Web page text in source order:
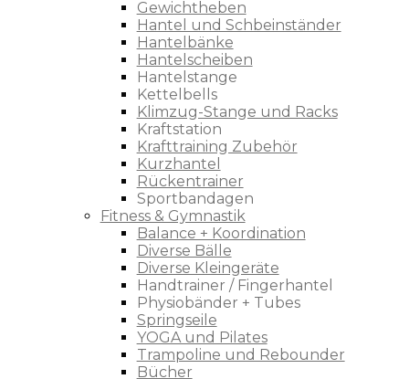
Gewichtheben
Hantel und Schbeinständer
Hantelbänke
Hantelscheiben
Hantelstange
Kettelbells
Klimzug-Stange und Racks
Kraftstation
Krafttraining Zubehör
Kurzhantel
Rückentrainer
Sportbandagen
Fitness & Gymnastik
Balance + Koordination
Diverse Bälle
Diverse Kleingeräte
Handtrainer / Fingerhantel
Physiobänder + Tubes
Springseile
YOGA und Pilates
Trampoline und Rebounder
Bücher